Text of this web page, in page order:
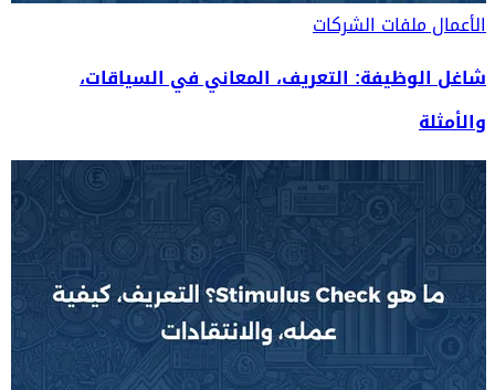
الأعمالملفات الشركات
شاغل الوظيفة: التعريف، المعاني في السياقات،
والأمثلة